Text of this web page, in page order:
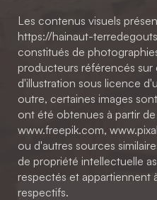
Les contenus visuels
https://hainaut-
constitués de
producteurs référencés
d'illustration sous licence
outre, certaines images
ont été obtenues à partir
www.freepik.com,
ou d'autres sources
de propriété intellectuelle
respectés et appartiennent
respectifs.